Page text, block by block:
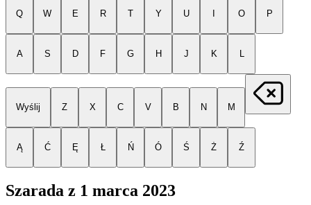
Q W E R T Y U O P
A S D F G H J K L
Wyślij Z X C V B N M
Ą Ć Ę Ł Ń Ó Ś Ż Ź
Szarada z 1 marca 2023